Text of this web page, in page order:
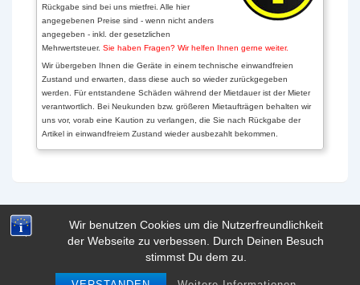
Wir benutzen Cookies um die Nutzerfreundlichkeit
der Webseite zu verbessen. Durch Deinen Besuch
stimmst Du dem zu.
Rückgabe sind bei uns mietfrei. Alle hier
angegebenen Preise sind - wenn nicht anders
angegeben - inkl. der gesetzlichen
Mehrwertsteuer. Sie haben Fragen? Wir helfen Ihnen gerne weiter.
Wir übergeben Ihnen die Geräte in einem technische einwandfreien
Zustand und erwarten, dass diese auch so wieder zurückgegeben
werden. Für entstandene Schäden während der Mietdauer ist der Mieter
verantwortlich. Bei Neukunden bzw. größeren Mietaufträgen behalten wir
uns vor, vorab eine Kaution zu verlangen, die Sie nach Rückgabe der
Artikel in einwandfreiem Zustand wieder ausbezahlt bekommen.
| Präsentiert vonResponsive-Theme